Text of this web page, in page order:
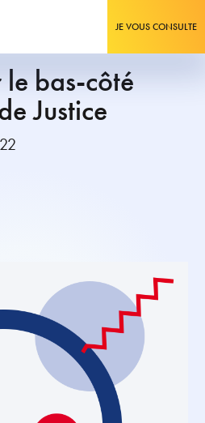
JE VOUS CONSULTE
le bas-côté
Justice